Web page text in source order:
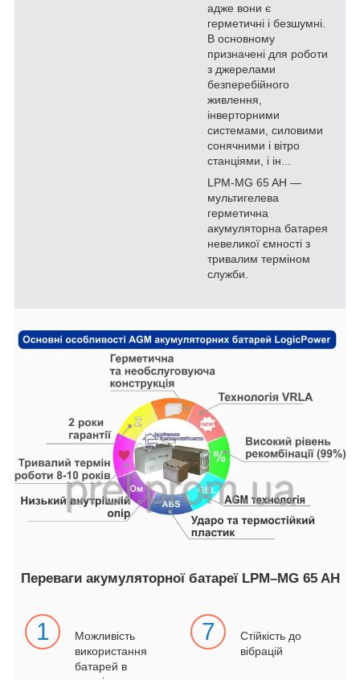
адже вони є
герметичні і безшумні.
В основному
призначені для роботи
з джерелами
безперебійного
живлення,
інверторними
системами, силовими
сонячними і вітро
станціями, і ін...
LPM-MG 65 AH ―
мультигелева
герметична
акумуляторна батарея
невеликої ємності з
тривалим терміном
служби.
Переваги акумуляторної батареї LPM–MG 65 AH
1
Можливість
використання
батарей в
7
Стійкість до
вібрацій